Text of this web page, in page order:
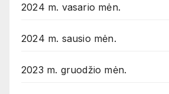
2024 m. vasario mėn.
2024 m. sausio mėn.
2023 m. gruodžio mėn.